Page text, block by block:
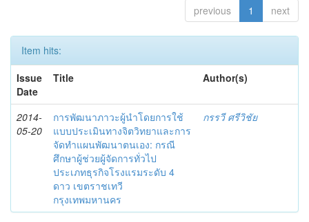
previous 1 next
Item hits:
Issue
Date
Title Author(s)
2014-
05-20
การพัฒนาภาวะผู้นำโดยการใช้
แบบประเมินทางจิตวิทยาและการ
จัดทำแผนพัฒนาตนเอง: กรณี
ศึกษาผู้ช่วยผู้จัดการทั่วไป
ประเภทธุรกิจโรงแรมระดับ 4
ดาว เขตราชเทวี
กรุงเทพมหานคร
กรรวี ศรีวิชัย